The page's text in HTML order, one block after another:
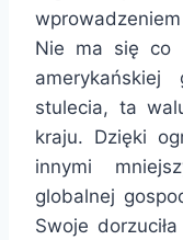
Nie ma się co
amerykańskiej
stulecia, ta
kraju. Dzięki
innymi
globalnej
Swoje